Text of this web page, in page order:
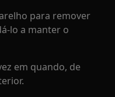
para remover
a manter o
em quando, de